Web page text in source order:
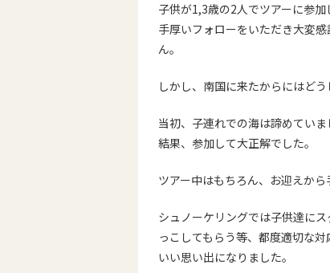
子供が1,3歳の2人でツアーに参
手厚いフォローをいただき大変感
ん。
しかし、南国に来たからにはど
当初、子連れでの海は諦めてい
結果、参加して大正解でした。
ツアー中はもちろん、お迎えから
シュノーケリングでは子供達にス
っこしてもらう等、都度適切な
いい思い出になりました。